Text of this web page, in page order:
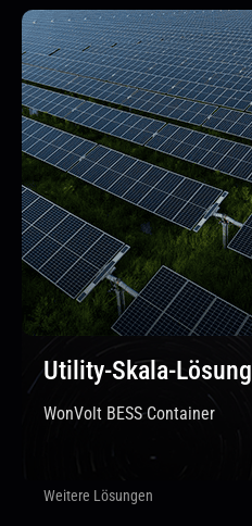
Utility-Skala-Lösung
WonVolt BESS Container
Weitere Lösungen